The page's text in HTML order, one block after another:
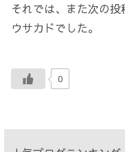
それでは、また次の投
ウサカドでした。
0